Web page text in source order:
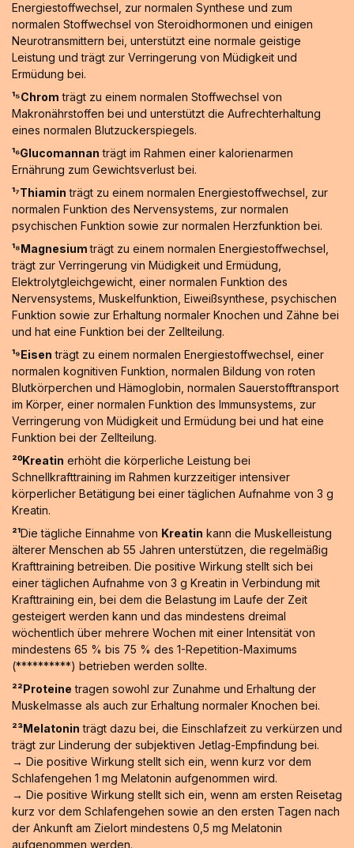
Energiestoffwechsel, zur normalen Synthese und zum
normalen Stoffwechsel von Steroidhormonen und einigen
Neurotransmittern bei, unterstützt eine normale geistige
Leistung und trägt zur Verringerung von Müdigkeit und
Ermüdung bei.
¹⁵Chrom trägt zu einem normalen Stoffwechsel von
Makronährstoffen bei und unterstützt die Aufrechterhaltung
eines normalen Blutzuckerspiegels.
¹⁶Glucomannan trägt im Rahmen einer kalorienarmen
Ernährung zum Gewichtsverlust bei.
¹⁷Thiamin trägt zu einem normalen Energiestoffwechsel, zur
normalen Funktion des Nervensystems, zur normalen
psychischen Funktion sowie zur normalen Herzfunktion bei.
¹⁸Magnesiumträgt zu einem normalen Energiestoffwechsel,
trägt zur Verringerung vin Müdigkeit und Ermüdung,
Elektrolytgleichgewicht, einer normalen Funktion des
Nervensystems, Muskelfunktion, Eiweißsynthese, psychischen
Funktion sowie zur Erhaltung normaler Knochen und Zähne bei
und hat eine Funktion bei der Zellteilung.
¹⁹Eisen trägt zu einem normalen Energiestoffwechsel, einer
normalen kognitiven Funktion, normalen Bildung von roten
Blutkörperchen und Hämoglobin, normalen Sauerstofftransport
im Körper, einer normalen Funktion des Immunsystems, zur
Verringerung von Müdigkeit und Ermüdung bei und hat eine
Funktion bei der Zellteilung.
²⁰Kreatin erhöht die körperliche Leistung bei
Schnellkrafttraining im Rahmen kurzzeitiger intensiver
körperlicher Betätigung bei einer täglichen Aufnahme von 3 g
Kreatin.
²¹Die tägliche Einnahme von Kreatin kann die Muskelleistung
älterer Menschen ab 55 Jahren unterstützen, die regelmäßig
Krafttraining betreiben. Die positive Wirkung stellt sich bei
einer täglichen Aufnahme von 3 g Kreatin in Verbindung mit
Krafttraining ein, bei dem die Belastung im Laufe der Zeit
gesteigert werden kann und das mindestens dreimal
wöchentlich über mehrere Wochen mit einer Intensität von
mindestens 65 % bis 75 % des 1-Repetition-Maximums
(**********) betrieben werden sollte.
²²Proteine tragen sowohl zur Zunahme und Erhaltung der
Muskelmasse als auch zur Erhaltung normaler Knochen bei.
²³Melatonin trägt dazu bei, die Einschlafzeit zu verkürzen und
trägt zur Linderung der subjektiven Jetlag-Empfindung bei.
→ Die positive Wirkung stellt sich ein, wenn kurz vor dem
Schlafengehen 1 mg Melatonin aufgenommen wird.
→ Die positive Wirkung stellt sich ein, wenn am ersten Reisetag
kurz vor dem Schlafengehen sowie an den ersten Tagen nach
der Ankunft am Zielort mindestens 0,5 mg Melatonin
aufgenommen werden.